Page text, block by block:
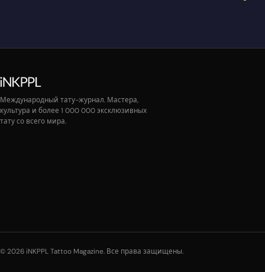
Международный тату-журнал. Мастера,
культура и более 1 000 000 эксклюзивных
тату со всего мира.
© 2026 iNKPPL Tattoo Magazine. Все права защищены.